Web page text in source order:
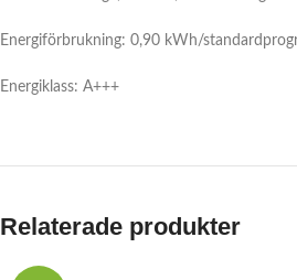
Energiförbrukning: 0,90 kWh/
Energiklass: A+++
Relaterade produkter